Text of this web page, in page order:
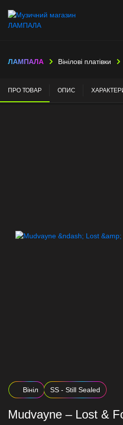
ЛАМПАЛА Вінілові платівки
ПРО ТОВАР ОПИС
Вініл SS - Still Sealed
Mudvayne – Lost &